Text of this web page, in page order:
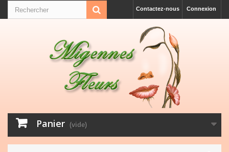
Connexion
Contactez-nous
Panier (vide)